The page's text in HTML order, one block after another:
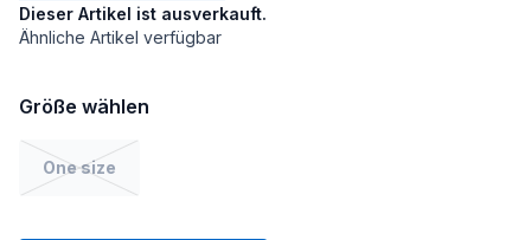
Dieser Artikel ist ausverkauft.
Ähnliche Artikel verfügbar
Größe wählen
One size